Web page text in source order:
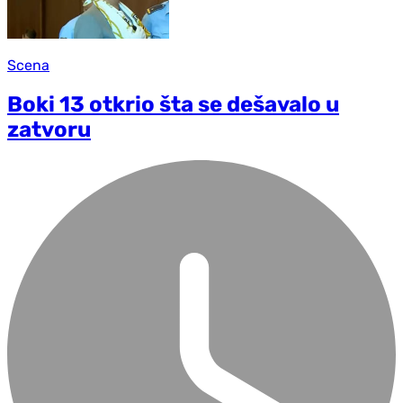
Scena
Boki 13 otkrio šta se dešavalo u
zatvoru